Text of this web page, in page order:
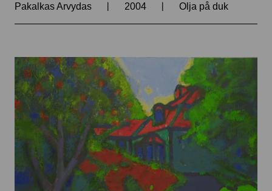
Pakalkas Arvydas | 2004 | Olja på duk